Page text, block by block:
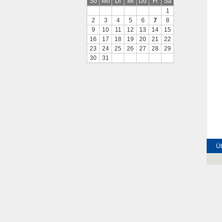
1
2
3 4 5 6 7
8
9
10 11 12 13 14
15
16
17 18 19 20 21
22
23
24 25 26 27 28
29
30
31